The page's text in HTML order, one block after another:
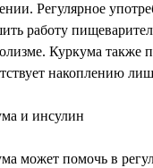
Регулярное
работу
Куркума также
накоплению
и инсулин
может помочь в